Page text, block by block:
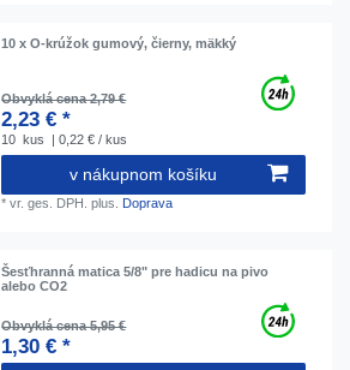
10 x O-krúžok gumový, čierny, mäkký
Obvyklá cena 2,79 €
2,23 € *
10 kus | 0,22 € / kus
v nákupnom košíku
*vr. ges. DPH. plus. Doprava
Šesťhranná matica 5/8" pre hadicu na pivo
alebo CO2
Obvyklá cena 5,95 €
1,30 € *